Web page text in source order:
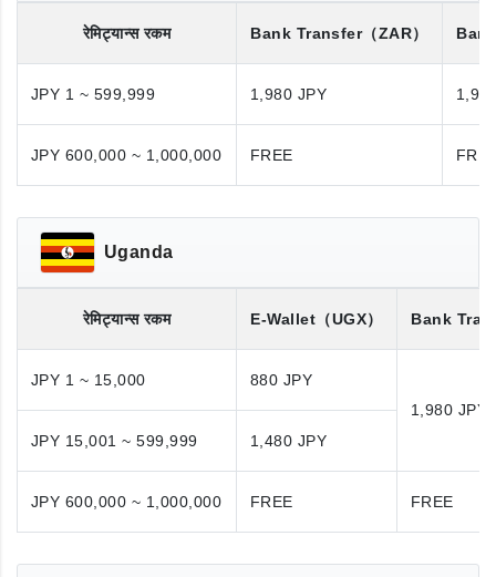
रेमिट्यान्स रकम Bank Transfer（ZAR）
JPY 1 ~ 599,999 1,980 JPY
JPY 600,000 ~ 1,000,000 FREE
Uganda
रेमिट्यान्स रकम E-Wallet （UGX） Bank
JPY 1 ~ 15,000
880 JPY
1,980 JPY
JPY 15,001 ~ 599,999
1,480 JPY
JPY 600,000 ~ 1,000,000 FREE FREE